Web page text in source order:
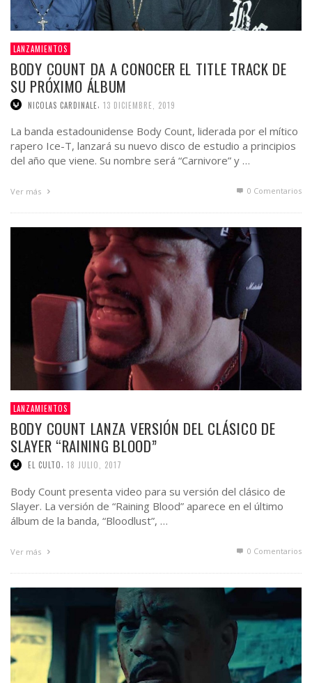
LANZAMIENTOS
BODY COUNT DA A CONOCER EL TITLE TRACK DE
SU PRÓXIMO ÁLBUM
NICOLAS CARDINALE 13 DICIEMBRE, 2019
La banda estadounidense Body Count, liderada por el mítico
rapero Ice-T, lanzará su nuevo disco de estudio a principios
del año que viene. Su nombre será “Carnivore” y …
Ver más 0 Comentarios
LANZAMIENTOS
BODY COUNT LANZA VERSIÓN DEL CLÁSICO DE
SLAYER “RAINING BLOOD”
EL CULTO, 18 JULIO, 2017
Body Count presenta video para su versión del clásico de
Slayer. La versión de “Raining Blood” aparece en el último
álbum de la banda, “Bloodlust”, …
Ver más 0 Comentarios